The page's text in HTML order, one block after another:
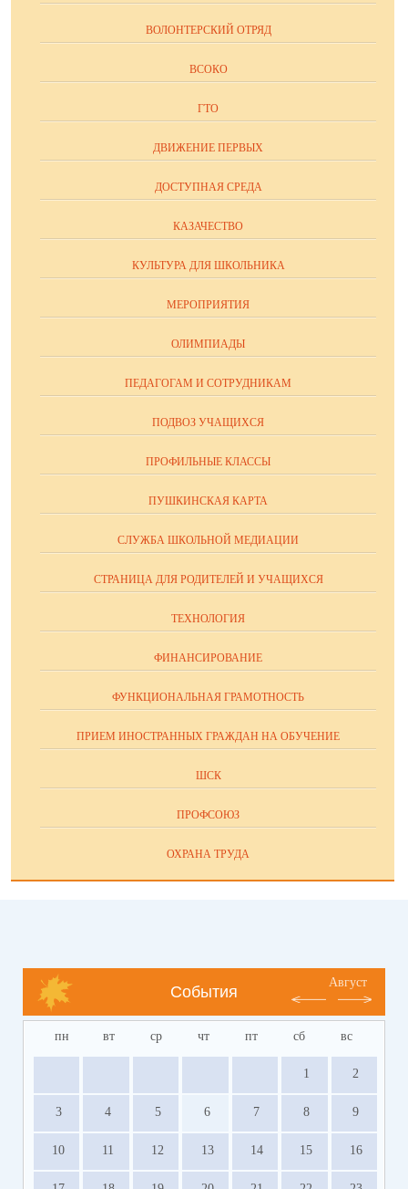
ВОЛОНТЕРСКИЙ ОТРЯД
ВСОКО
ГТО
ДВИЖЕНИЕ ПЕРВЫХ
ДОСТУПНАЯ СРЕДА
КАЗАЧЕСТВО
КУЛЬТУРА ДЛЯ ШКОЛЬНИКА
МЕРОПРИЯТИЯ
ОЛИМПИАДЫ
ПЕДАГОГАМ И СОТРУДНИКАМ
ПОДВОЗ УЧАЩИХСЯ
ПРОФИЛЬНЫЕ КЛАССЫ
ПУШКИНСКАЯ КАРТА
СЛУЖБА ШКОЛЬНОЙ МЕДИАЦИИ
СТРАНИЦА ДЛЯ РОДИТЕЛЕЙ И УЧАЩИХСЯ
ТЕХНОЛОГИЯ
ФИНАНСИРОВАНИЕ
ФУНКЦИОНАЛЬНАЯ ГРАМОТНОСТЬ
ПРИЕМ ИНОСТРАННЫХ ГРАЖДАН НА ОБУЧЕНИЕ
ШСК
ПРОФСОЮЗ
ОХРАНА ТРУДА
События
Август
пн вт ср чт пт сб вс
1 2
3 4 5 6 7 8 9
10 11 12 13 14 15 16